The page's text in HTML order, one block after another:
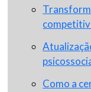
Como a